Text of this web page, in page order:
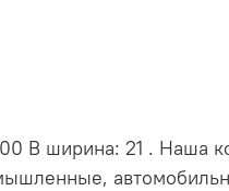
В ширина: 21 . Наша